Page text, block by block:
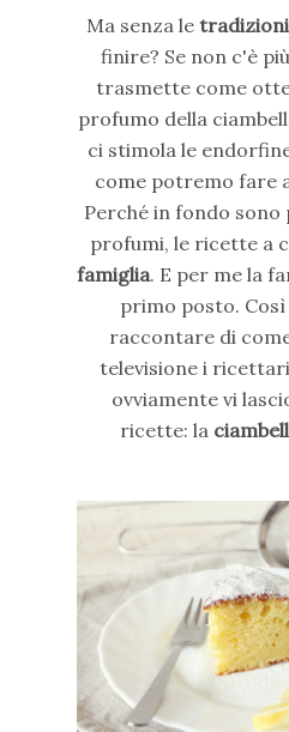
Ma senza le tradizioni
finire? Se non c'è
trasmette come
profumo della
ci stimola le
come potremo fare
Perché in fondo
profumi, le ricette a
famiglia. E per me la
primo posto.
raccontare di
televisione i
ovviamente vi
ricette: la